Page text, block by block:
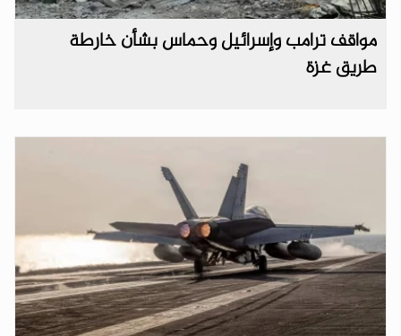
مواقف ترامب وإسرائيل وحماس بشأن خارطة
طريق غزة